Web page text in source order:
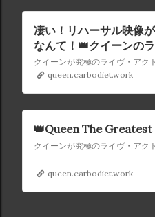
凄い！リハーサル映像
なんて！👑クイーンの
リハーサル（パート2）
Queen The Greatest
ピソード2)
queen.carbodiet.work
👑Queen The Greatest
queen.carbodiet.work